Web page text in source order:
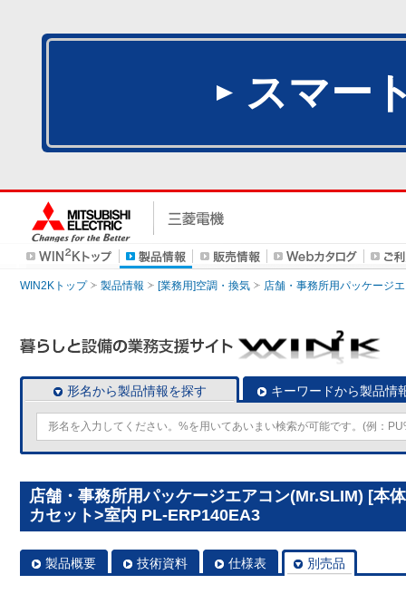
スマー
WIN2Kトップ 製品情報 [業務用]空調・換気 店舗・事務所用パッケージ
形名から製品情報を探す キーワードから製品情
店舗・事務所用パッケージエアコン(Mr.SLIM) [本
カセット>室内 PL-ERP140EA3
製品概要 技術資料 仕様表 別売品